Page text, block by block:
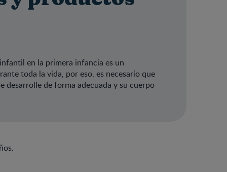
en la primera infancia es un
toda la vida, por eso, es necesario que
desarrolle de forma adecuada y su cuerpo